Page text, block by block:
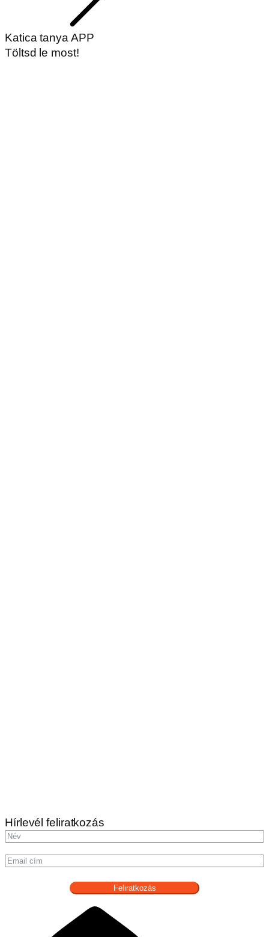
Katica tanya APP
Töltsd le most!
Hírlevél feliratkozás
Feliratkozás